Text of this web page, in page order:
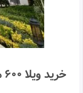
خرید ویلا 600 متری در نوشهر